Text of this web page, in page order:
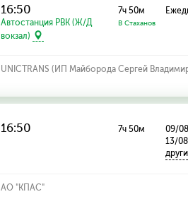
16:50
Автостанция РВК (Ж/Д
вокзал)
7ч 50м
В Стаханов
UNICTRANS (ИП Майборода Сергей
16:50 7ч 50м
09/
13/08
АО "КПАС"